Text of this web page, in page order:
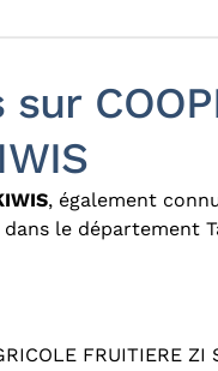
, également
le département
FRUITIERE